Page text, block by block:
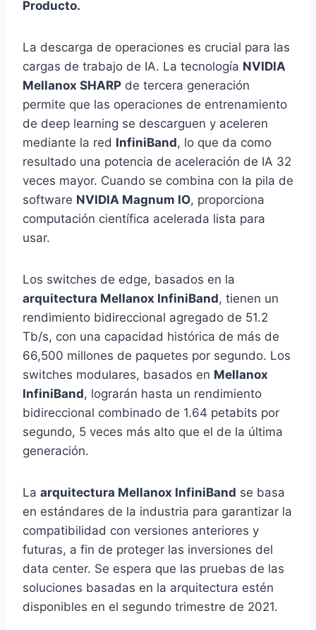
Producto.
La descarga de operaciones es crucial para las
cargas de trabajo de IA. La tecnología NVIDIA
Mellanox SHARP de tercera generación
permite que las operaciones de entrenamiento
de deep learning se descarguen y aceleren
mediante la red InfiniBand, lo que da como
resultado una potencia de aceleración de IA 32
veces mayor. Cuando se combina con la pila de
software NVIDIA Magnum IO, proporciona
computación científica acelerada lista para
usar.
Los switches de edge, basados en la
arquitectura Mellanox InfiniBand, tienen un
rendimiento bidireccional agregado de 51.2
Tb/s, con una capacidad histórica de más de
66,500 millones de paquetes por segundo. Los
switches modulares, basados en Mellanox
InfiniBand, lograrán hasta un rendimiento
bidireccional combinado de 1.64 petabits por
segundo, 5 veces más alto que el de la última
generación.
La arquitectura Mellanox InfiniBand se basa
en estándares de la industria para garantizar la
compatibilidad con versiones anteriores y
futuras, a fin de proteger las inversiones del
data center. Se espera que las pruebas de las
soluciones basadas en la arquitectura estén
disponibles en el segundo trimestre de 2021.